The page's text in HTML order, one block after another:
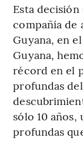
Esta
compañía de
Guyana, en
Guyana,
récord en el
profundas
sólo 10
profundas